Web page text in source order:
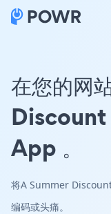
在您的网
App 。
将A Summer
编码或头痛。